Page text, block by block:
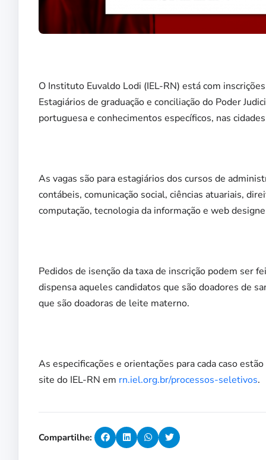
O Instituto Euvaldo Lodi (IEL-RN) está com
Estagiários de graduação e conciliação do Poder
portuguesa e conhecimentos específicos, nas
As vagas são para estagiários dos cursos de
contábeis, comunicação social, ciências atuariais,
computação, tecnologia da informação e web
Pedidos de isenção da taxa de inscrição podem ser
dispensa aqueles candidatos que são doadores de
que são doadoras de leite materno.
As especificações e orientações para cada caso
site do IEL-RN em rn.iel.org.br/processos-seletivos.
Compartilhe: